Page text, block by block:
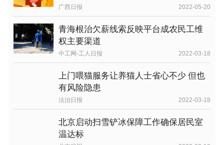
广西日报 2022-05-20
青海根治欠薪线索反映平台成农民工维
权主要渠道
中工网-工人日报 2022-03-18
上门喂猫服务让养猫人士省心不少 但也
有风险隐患
法治日报 2022-03-18
北京启动扫雪铲冰保障工作确保居民室
温达标